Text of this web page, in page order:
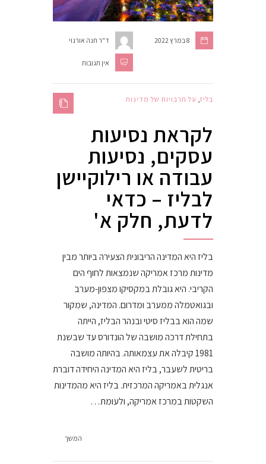
ד"ר חנה אורנוי 8 במרץ 2022
אין תגובות
בליז על תרבויות של מדינות
לקראת נסיעות
עסקים, נסיעות
עבודה או רילוקיישן
לבליז – כדאי
לדעת, חלק א'
בליז היא המדינה הריבונית הצעירה ביותר מבין
מדינות מרכז אמריקה שנמצאות לחוף הים
הקריבי. היא גובלת במקסיקו מצפון-מערב
ובגואטמלה ממערב ומדרום. המדינה, שמקור
שמה הוא בבליז סיטי ובנהר הבליז, הייתה
בתחילת דרכה מושבה של הונדורס עד שבשנת
1981 קיבלה את עצמאותה. בהיותה מושבה
בריטית לשעבר, בליז היא המדינה היחידה דוברת
אנגלית באמריקה המרכזית. בליז היא מהמדינות
השקטות במרכז אמריקה, ולעומת…
המשך